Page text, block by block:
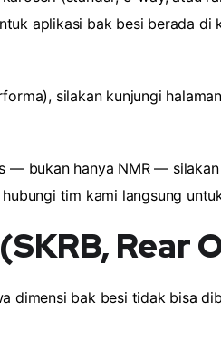
aplikasi bak besi berada
silakan kunjungi halaman
— bukan hanya NMR —
tim kami langsung
Rear
dimensi bak besi tidak bisa